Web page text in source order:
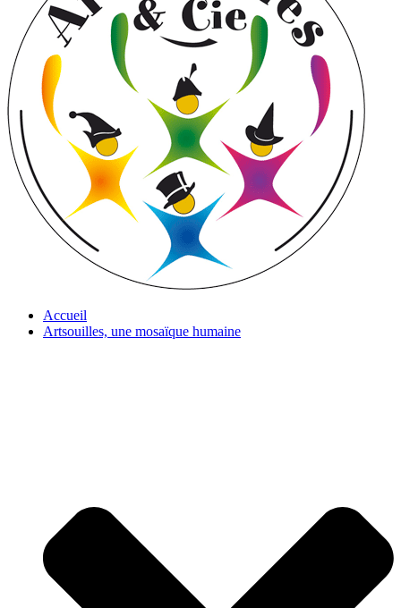
Accueil
Artsouilles, une mosaïque humaine